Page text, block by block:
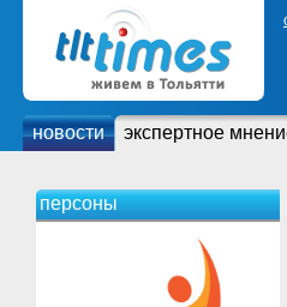
новости экспертное
персоны